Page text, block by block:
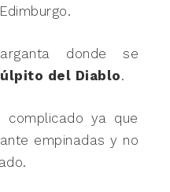
donde se
del Diablo.
ya que
empinadas y no